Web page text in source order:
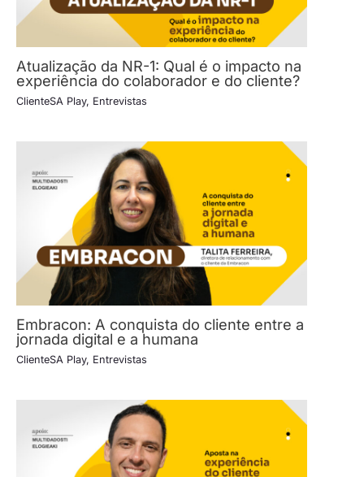
Atualização da NR-1: Qual é o impacto na
experiência do colaborador e do cliente?
ClienteSA Play, Entrevistas
Embracon: A conquista do cliente entre a
jornada digital e a humana
ClienteSA Play, Entrevistas